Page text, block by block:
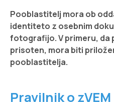
Pooblastitelj mora ob
identiteto z osebnim
fotografijo. V primeru, da
prisoten, mora biti
pooblastitelja.
Pravilnik o